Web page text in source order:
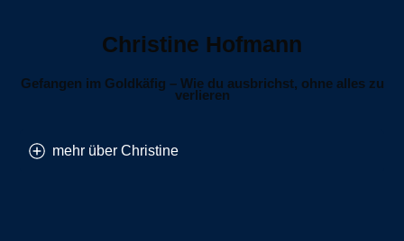
Christine Hofmann
Gefangen im Goldkäfig – Wie du ausbrichst, ohne alles zu
verlieren
mehr über Christine